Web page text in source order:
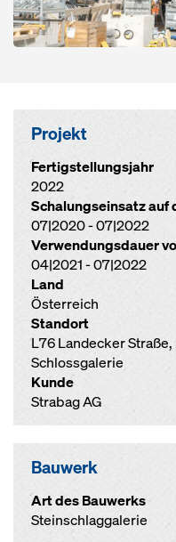
Projekt
Fertigstellungsjahr
2022
Schalungseinsatz auf
07|2020 - 07|2022
Verwendungsdauer
04|2021 - 07|2022
Land
Österreich
Standort
L76 Landecker Straße,
Schlossgalerie
Kunde
Strabag AG
Bauwerk
Art des Bauwerks
Steinschlaggalerie